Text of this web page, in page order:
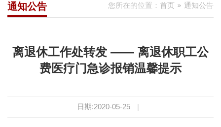
您所在的位置： 首页 通知公告
通知公告
离退休工作处转发 —— 离退休职工公
费医疗门急诊报销温馨提示
日期:2020-05-25 |